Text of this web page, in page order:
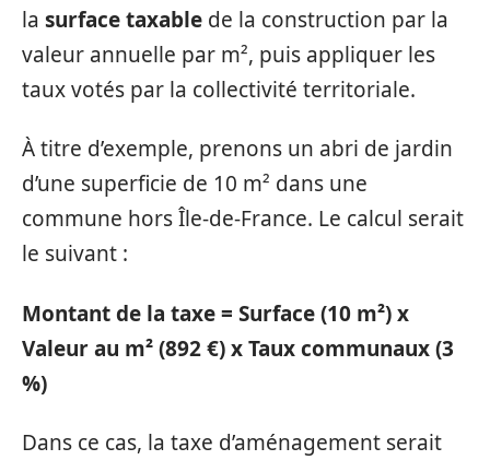
la surface taxable de la construction par la
valeur annuelle par m², puis appliquer les
taux votés par la collectivité territoriale.
À titre d’exemple, prenons un abri de jardin
d’une superficie de 10 m² dans une
commune hors Île-de-France. Le calcul serait
le suivant :
Montant de la taxe = Surface (10 m²) x
Valeur au m² (892 €) x Taux communaux (3
%)
Dans ce cas, la taxe d’aménagement serait